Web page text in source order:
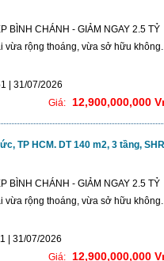
BÌNH CHÁNH - GIẢM NGAY 2.5 TỶ
vừa rộng thoáng, vừa sở hữu
| 31/07/2026
Giá:
12,900,000,000
TP HCM. DT 140 m2, 3 tầng,
BÌNH CHÁNH - GIẢM NGAY 2.5 TỶ
vừa rộng thoáng, vừa sở hữu
| 31/07/2026
Giá:
12,900,000,000